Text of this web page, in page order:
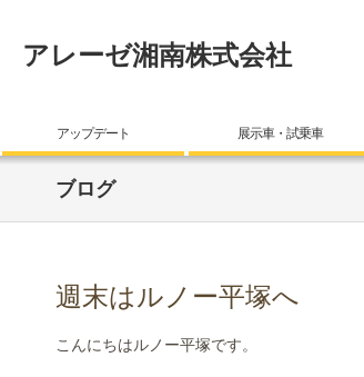
アレーゼ湘南株式会社
アップデート 展示車・試乗車
ブログ
週末はルノー平塚へ
こんにちはルノー平塚です。